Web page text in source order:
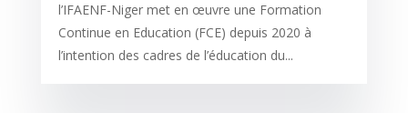
l’IFAENF-Niger met en œuvre une Formation
Continue en Education (FCE) depuis 2020 à
l’intention des cadres de l’éducation du...